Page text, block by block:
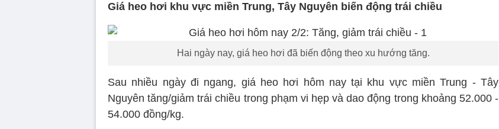
Giá heo hơi khu vực miền Trung, Tây Nguyên biến động trái chiều
Hai ngày nay, giá heo hơi đã biến động theo xu hướng tăng.
Sau nhiều ngày đi ngang, giá heo hơi hôm nay tại khu vực miền Trung - Tây
Nguyên tăng/giảm trái chiều trong phạm vi hẹp và dao động trong khoảng 52.000 -
54.000 đồng/kg.